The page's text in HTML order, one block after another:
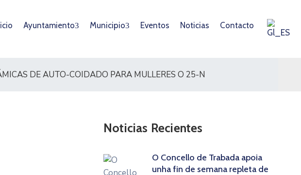
Ayuntamiento Municipio Eventos Noticias Contacto
DE AUTO-COIDADO PARA MULLERES O 25-N
Noticias Recientes
O Concello de Trabada apoia
unha fin de semana repleta de